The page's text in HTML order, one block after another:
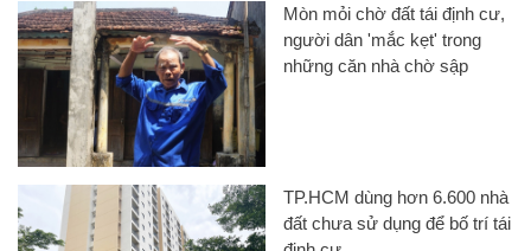
Mòn mỏi chờ đất tái định cư,
người dân 'mắc kẹt' trong
những căn nhà chờ sập
TP.HCM dùng hơn 6.600 nhà
đất chưa sử dụng để bố trí tái